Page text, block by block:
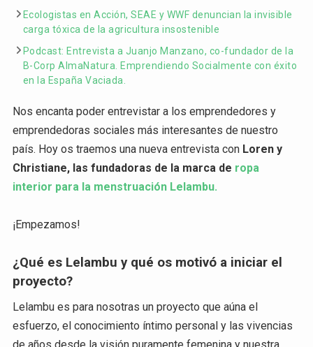
Ecologistas en Acción, SEAE y WWF denuncian la invisible
carga tóxica de la agricultura insostenible
Podcast: Entrevista a Juanjo Manzano, co-fundador de la
B-Corp AlmaNatura. Emprendiendo Socialmente con éxito
en la España Vaciada.
Nos encanta poder entrevistar a los emprendedores y
emprendedoras sociales más interesantes de nuestro
país. Hoy os traemos una nueva entrevista con Loren y
Christiane, las fundadoras de la marca de ropa
interior para la menstruación Lelambu.
¡Empezamos!
¿Qué es Lelambu y qué os motivó a iniciar el
proyecto?
Lelambu es para nosotras un proyecto que aúna el
esfuerzo, el conocimiento íntimo personal y las vivencias